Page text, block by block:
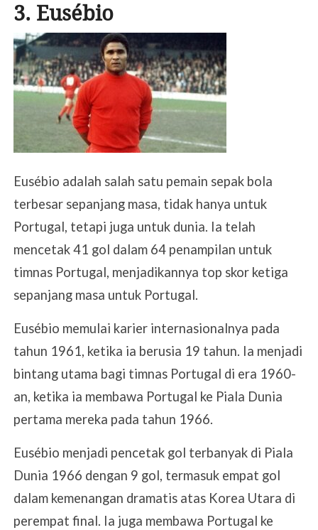
3. Eusébio
Eusébio adalah salah satu pemain sepak bola
terbesar sepanjang masa, tidak hanya untuk
Portugal, tetapi juga untuk dunia. Ia telah
mencetak 41 gol dalam 64 penampilan untuk
timnas Portugal, menjadikannya top skor ketiga
sepanjang masa untuk Portugal.
Eusébio memulai karier internasionalnya pada
tahun 1961, ketika ia berusia 19 tahun. Ia menjadi
bintang utama bagi timnas Portugal di era 1960-
an, ketika ia membawa Portugal ke Piala Dunia
pertama mereka pada tahun 1966.
Eusébio menjadi pencetak gol terbanyak di Piala
Dunia 1966 dengan 9 gol, termasuk empat gol
dalam kemenangan dramatis atas Korea Utara di
perempat final. Ia juga membawa Portugal ke